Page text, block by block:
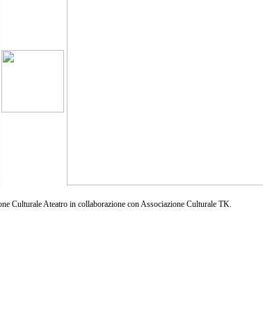
Culturale Ateatro in collaborazione con Associazione Culturale TK.